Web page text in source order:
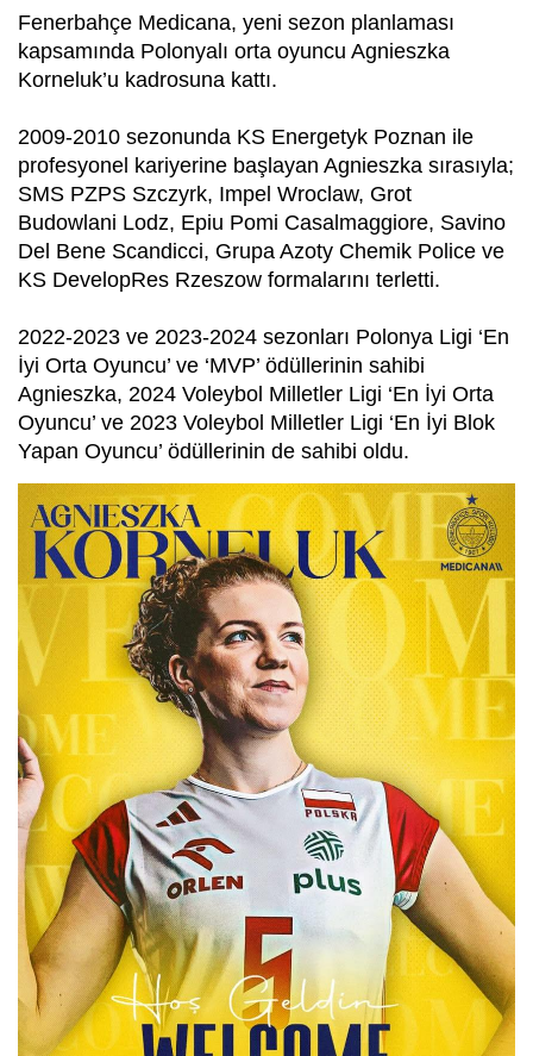
Fenerbahçe Medicana, yeni sezon planlaması
kapsamında Polonyalı orta oyuncu Agnieszka
Korneluk’u kadrosuna kattı.
2009-2010 sezonunda KS Energetyk Poznan ile
profesyonel kariyerine başlayan Agnieszka sırasıyla;
SMS PZPS Szczyrk, Impel Wroclaw, Grot
Budowlani Lodz, Epiu Pomi Casalmaggiore, Savino
Del Bene Scandicci, Grupa Azoty Chemik Police ve
KS DevelopRes Rzeszow formalarını terletti.
2022-2023 ve 2023-2024 sezonları Polonya Ligi ‘En
İyi Orta Oyuncu’ ve ‘MVP’ ödüllerinin sahibi
Agnieszka, 2024 Voleybol Milletler Ligi ‘En İyi Orta
Oyuncu’ ve 2023 Voleybol Milletler Ligi ‘En İyi Blok
Yapan Oyuncu’ ödüllerinin de sahibi oldu.